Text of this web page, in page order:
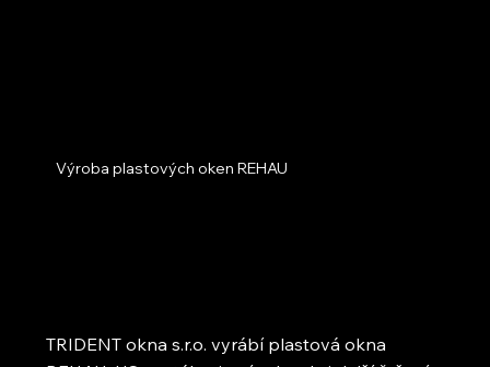
Výroba plastových oken REHAU
TRIDENT okna s.r.o. vyrábí plastová okna